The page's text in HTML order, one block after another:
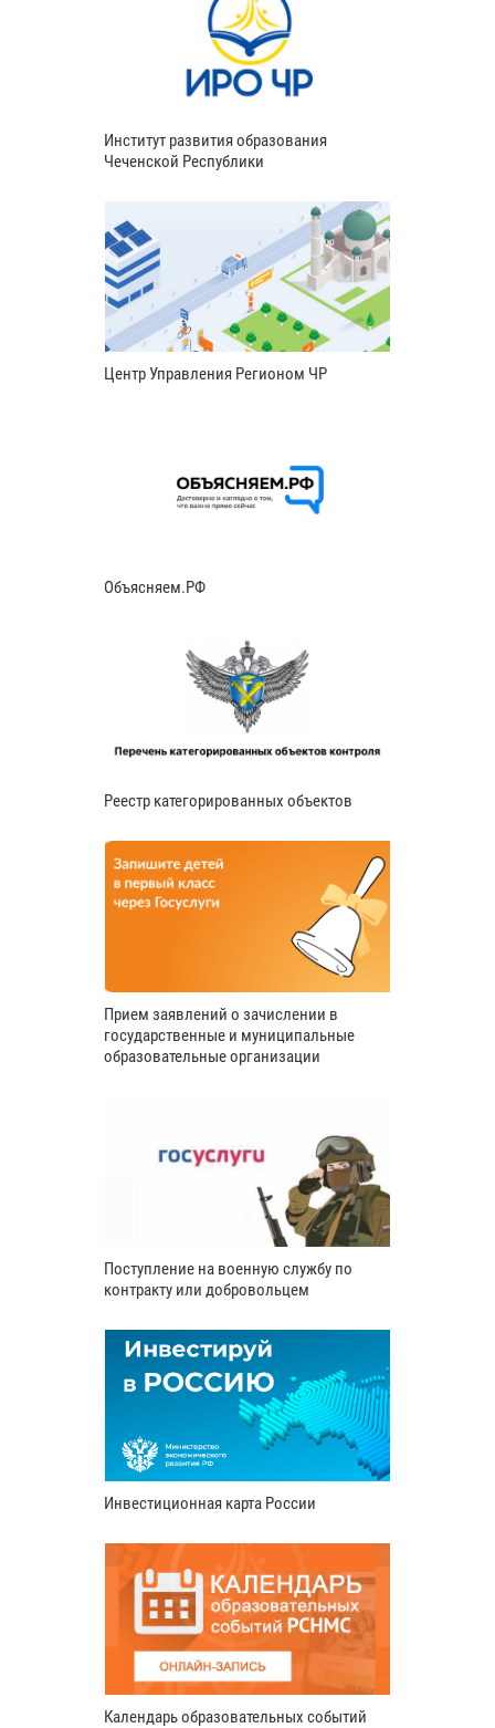
Институт развития образования
Чеченской Республики
Центр Управления Регионом ЧР
Объясняем.РФ
Реестр категорированных объектов
Прием заявлений о зачислении в
государственные и муниципальные
образовательные организации
Поступление на военную службу по
контракту или добровольцем
Инвестиционная карта России
Календарь образовательных событий